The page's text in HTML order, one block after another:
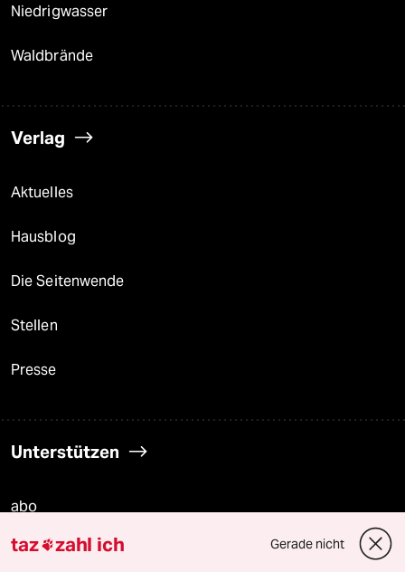
Niedrigwasser
Waldbrände
Verlag
Aktuelles
Hausblog
Die Seitenwende
Stellen
Presse
Unterstützen
abo
genossenschaft
taz zahl ich Gerade nicht